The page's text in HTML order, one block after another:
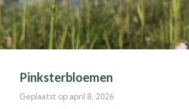
Pinksterbloemen
Geplaatst op april 8, 2026